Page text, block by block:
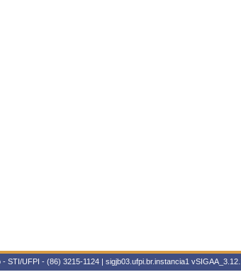
STI/UFPI - (86) 3215-1124 | sigjb03.ufpi.br.instancia1